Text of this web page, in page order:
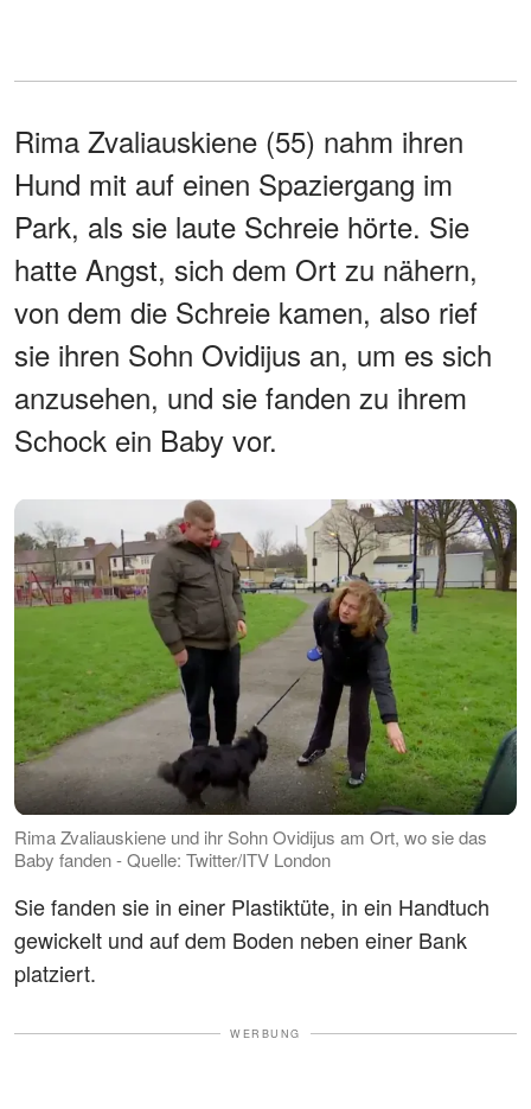
Rima Zvaliauskiene (55) nahm ihren
Hund mit auf einen Spaziergang im
Park, als sie laute Schreie hörte. Sie
hatte Angst, sich dem Ort zu nähern,
von dem die Schreie kamen, also rief
sie ihren Sohn Ovidijus an, um es sich
anzusehen, und sie fanden zu ihrem
Schock ein Baby vor.
Rima Zvaliauskiene und ihr Sohn Ovidijus am Ort, wo sie das
Baby fanden - Quelle: Twitter/ITV London
Sie fanden sie in einer Plastiktüte, in ein Handtuch
gewickelt und auf dem Boden neben einer Bank
platziert.
WERBUNG